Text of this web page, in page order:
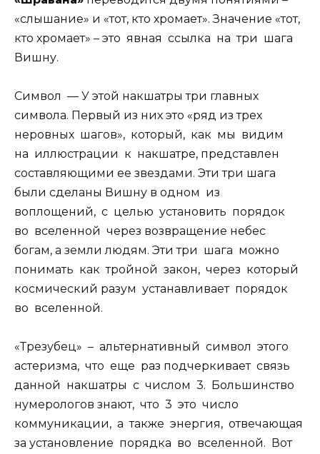
«слышание» и «тот, кто хромает». Значение «тот,
кто хромает» – это явная ссылка на три шага
Вишну.
Символ — У этой накшатры три главных
символа. Первый из них это «ряд из трех
неровных шагов», который, как мы видим
на иллюстрации к накшатре, представлен
составляющими ее звездами. Эти три шага
были сделаны Вишну в одном из
воплощений, с целью установить порядок
во вселенной через возвращение небес
богам, а земли людям. Эти три шага можно
понимать как тройной закон, через который
космический разум устанавливает порядок
во вселенной.
«Трезубец» – альтернативный символ этого
астеризма, что еще раз подчеркивает связь
данной накшатры с числом 3. Большинство
нумерологов знают, что 3 это число
коммуникации, а также энергия, отвечающая
за установление порядка во вселенной. Вот